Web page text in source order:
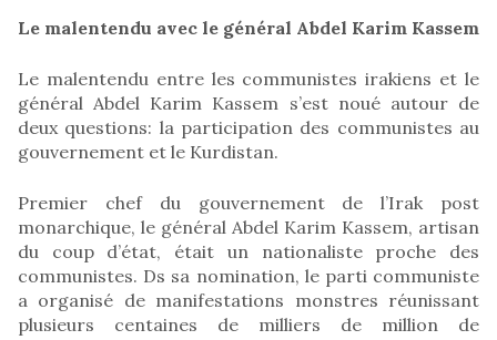
Le malentendu avec le général Abdel Karim Kassem
Le malentendu entre les communistes irakiens et le
général Abdel Karim Kassem s’est noué autour de
deux questions: la participation des communistes au
gouvernement et le Kurdistan.
Premier chef du gouvernement de l’Irak post
monarchique, le général Abdel Karim Kassem, artisan
du coup d’état, était un nationaliste proche des
communistes. Ds sa nomination, le parti communiste
a organisé de manifestations monstres réunissant
plusieurs centaines de milliers de million de